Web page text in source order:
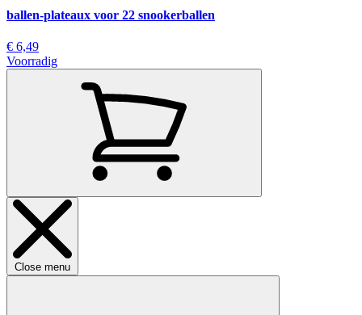
ballen-plateaux voor 22 snookerballen
€ 6,49
Voorradig
Close menu